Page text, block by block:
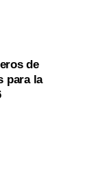
de
para la